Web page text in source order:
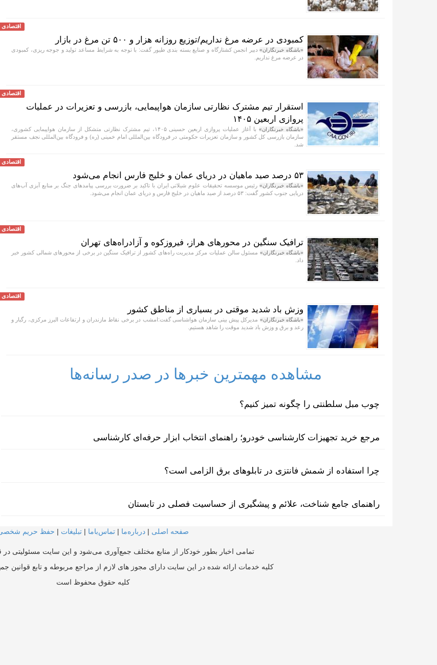
اقتصادی
کمبودی در عرضه مرغ نداریم/توزیع روزانه هزار و ۵۰۰ تن مرغ در بازار
«باشگاه خبرنگاران»دبیر انجمن کشتارگاه و صنایع بسته بندی طیور گفت: با توجه به شرایط مساعد تولید و جوجه ریزی، کمبودی
در عرضه مرغ نداریم.
اقتصادی
استقرار تیم مشترک نظارتی سازمان هواپیمایی، بازرسی و تعزیرات در عملیات
پروازی اربعین ۱۴۰۵
«باشگاه خبرنگاران»
با آغاز عملیات پروازی اربعین حسینی ۱۴۰۵، تیم مشترک نظارتی متشکل از سازمان هواپیمایی کشوری،
سازمان بازرسی کل کشور و سازمان تعزیرات حکومتی در فرودگاه بین‌المللی امام خمینی (ره) و فرودگاه بین‌المللی نجف مستقر
شد.
اقتصادی
۵۳ درصد صید ماهیان در دریای عمان و خلیج فارس انجام می‌شود
«باشگاه خبرنگاران»رئیس موسسه تحقیقات علوم شیلاتی ایران با تاکید بر ضرورت بررسی پیامد‌های جنگ بر منابع آبزی آب‌های
دریایی جنوب کشور گفت: ۵۳ درصد از صید ماهیان در خلیج فارس و دریای عمان انجام می‌شود.
اقتصادی
ترافیک سنگین در محورهای هراز، فیروزکوه و آزادراه‌های تهران
«باشگاه خبرنگاران» مسئول سالن عملیات مرکز مدیریت راه‌های کشور از ترافیک سنگین در برخی از محور‌های شمالی کشور خبر
داد.
اقتصادی
وزش باد شدید موقتی در بسیاری از مناطق کشور
«باشگاه خبرنگاران» مدیرکل پیش بینی سازمان هواشناسی گفت:امشب در برخی نقاط مازندران و ارتفاعات البرز مرکزی، رگبار و
رعد و برق و وزش باد شدید موقت را شاهد هستیم.
مشاهده مهمترین خبرها در صدر رسانه‌ها
چوب مبل سلطنتی را چگونه تمیز کنیم؟
مرجع خرید تجهیزات کارشناسی خودرو؛ راهنمای انتخاب ابزار حرفه‌ای کارشناسی
چرا استفاده از شمش فانتزی در تابلوهای برق الزامی است؟
راهنمای جامع شناخت، علائم و پیشگیری از حساسیت فصلی در تابستان
صفحه اصلی | درباره‌ما | تماس‌با‌ما | تبلیغات | حفظ حریم
تمامی اخبار بطور خودکار از منابع مختلف جمع‌آوری می‌شود و این سایت مسئولیتی در
کلیه خدمات ارائه شده در این سایت دارای مجوز های لازم از مراجع مربوطه و تابع قوانین
کلیه حقوق محفوظ است